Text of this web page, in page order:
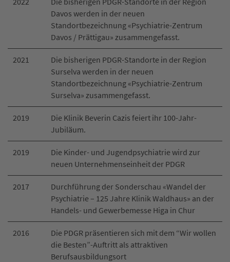
Davos werden in der neuen
Standortbezeichnung «Psychiatrie-Zentrum
Davos / Prättigau» zusammengefasst.
2021
Die bisherigen PDGR-Standorte in der Region
Surselva werden in der neuen
Standortbezeichnung «Psychiatrie-Zentrum
Surselva» zusammengefasst.
2019
Die Klinik Beverin Cazis feiert ihr 100-Jahr-
Jubiläum.
2019
Die Kinder- und Jugendpsychiatrie wird zur
neuen Unternehmenseinheit der PDGR
2017
Durchführung der Sonderschau «Wandel der
Psychiatrie – 125 Jahre Klinik Waldhaus» an der
Handels- und Gewerbemesse Higa in Chur
2016
Die PDGR präsentieren sich mit dem “Wir wollen
die Besten”-Auftritt als attraktiven
Berufsausbildungsort